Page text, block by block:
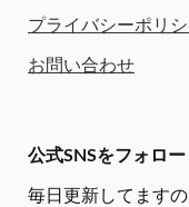
プライバシーポリ
お問い合わせ
公式SNSをフォロー
毎日更新してますの